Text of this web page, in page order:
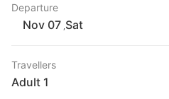
Departure
Sat
Travellers
1 Adult